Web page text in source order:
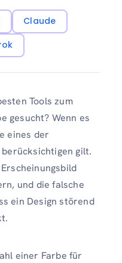
Claude
Tools zum
gesucht? Wenn es
eines der
gilt.
und die falsche
ein Design störend
einer Farbe für